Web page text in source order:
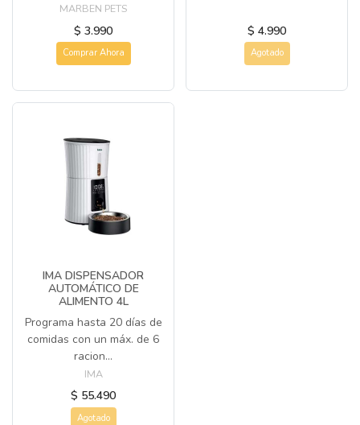
MARBEN PETS
$ 3.990
Comprar Ahora
$ 4.990
Agotado
IMA DISPENSADOR
AUTOMÁTICO DE
ALIMENTO 4L
Programa hasta 20 días de
comidas con un máx. de 6
racion...
IMA
$ 55.490
Agotado